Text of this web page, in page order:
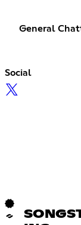
General
Social